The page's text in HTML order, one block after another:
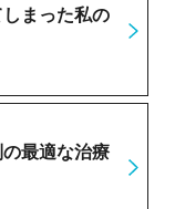
まった私の
最適な治療